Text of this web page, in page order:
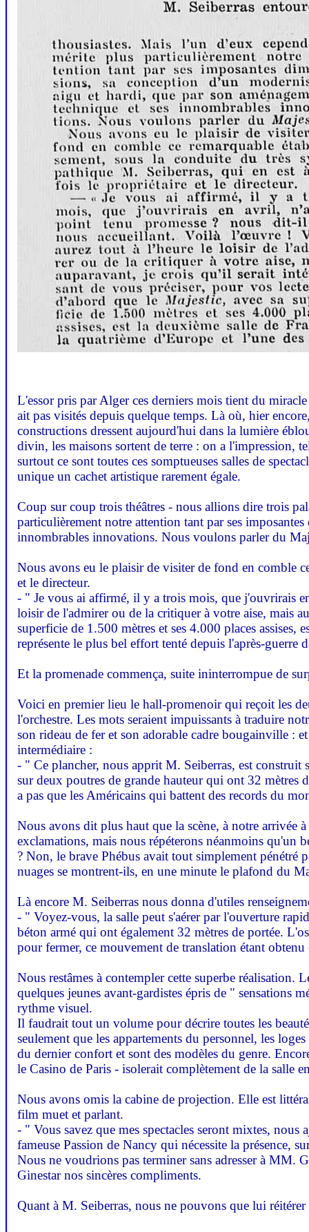
L'essor pris par Alger ces derniers mois tient du
ait pas visités depuis quelque temps. Là où, hier
constructions dressent aujourd'hui dans la lumière
divin, les maisons sortent de terre : on a l'impression,
surtout ce sont toutes ces somptueuses salles de
unique un cachet artistique rarement égale.
Coup sur coup trois théâtres - nous allions dire trois
particulièrement notre attention tant par ses
innombrables innovations. Nous voulons parler du
Nous avons eu le plaisir de visiter de fond en comble
et le directeur.
- " Je vous ai affirmé, il y a trois mois, que j'ouvrirais
loisir de l'admirer ou de la critiquer à votre aise, mais
superficie de 1.500 mètres et ses 4.000 places
représente le plus bel effort tenté depuis l'après-guerre
Et la promenade commença, suite ininterrompue de
Voici en premier lieu le hall-promenoir qui reçoit les
l'orchestre. Les mots seraient impuissants à traduire
son rideau de fer et son adorable cadre bougainville :
intermédiaire :
- " Ce plancher, nous apprit M. Seiberras, est construit
sur deux poutres de grande hauteur qui ont 32 mètres
a pas que les Américains qui battent des records du
Nous avons dit plus haut que la scène, à notre arrivée
exclamations, mais nous répéterons néanmoins qu'un
? Non, le brave Phébus avait tout simplement
nuages se montrent-ils, en une minute le plafond du
Là encore M. Seiberras nous donna d'utiles
- " Voyez-vous, la salle peut s'aérer par l'ouverture
béton armé qui ont également 32 mètres de portée.
pour fermer, ce mouvement de translation étant
Nous restâmes à contempler cette superbe
quelques jeunes avant-gardistes épris de " sensations
rythme visuel.
Il faudrait tout un volume pour décrire toutes les
seulement que les appartements du personnel, les
du dernier confort et sont des modèles du genre.
le Casino de Paris - isolerait complètement de la salle
Nous avons omis la cabine de projection. Elle est
film muet et parlant.
- " Vous savez que mes spectacles seront mixtes,
fameuse Passion de Nancy qui nécessite la présence,
Nous ne voudrions pas terminer sans adresser à MM.
Ginestar nos sincères compliments.
Quant à M. Seiberras, nous ne pouvons que lui